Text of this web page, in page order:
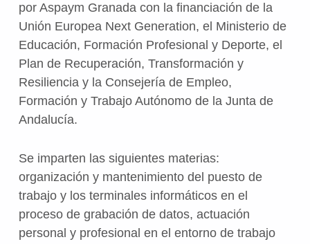
por Aspaym Granada con la financiación de la
Unión Europea Next Generation, el Ministerio de
Educación, Formación Profesional y Deporte, el
Plan de Recuperación, Transformación y
Resiliencia y la Consejería de Empleo,
Formación y Trabajo Autónomo de la Junta de
Andalucía.
Se imparten las siguientes materias:
organización y mantenimiento del puesto de
trabajo y los terminales informáticos en el
proceso de grabación de datos, actuación
personal y profesional en el entorno de trabajo